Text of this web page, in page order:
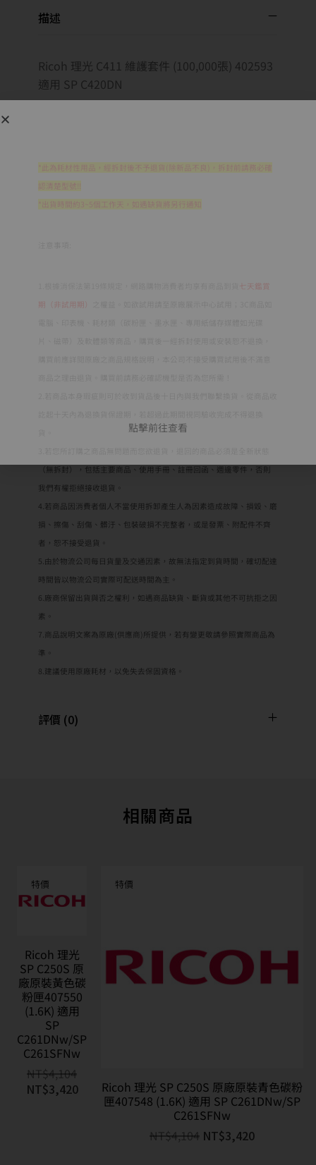
描述
Ricoh 理光 C411 維護套件 (100,000張) 402593
適用 SP C420DN
*此為耗材性用品，經拆封後不予退貨(除新品不良)，拆封前請務必確
認清楚型號!!
*出貨時間約3~5個工作天，如遇缺貨將另行通知
七天鑑賞
期（非試用期）
（無拆封），包括主要商品、使用手冊、註冊回函、週邊零件，否則
我們有權拒絕接收退貨。
4.若商品因消費者個人不當使用拆卸產生人為因素造成故障、損毀、磨
損、擦傷、刮傷、髒汙、包裝破損不完整者，或是發票、附配件不齊
者，恕不接受退貨。
5.由於物流公司每日貨量及交通因素，故無法指定到貨時間，確切配達
時間皆以物流公司實際可配送時間為主。
6.廠商保留出貨與否之權利，如遇商品缺貨、斷貨或其他不可抗拒之因
素。
7.商品說明文案為原廠(供應商)所提供，若有變更敬請參照實際商品為
準。
8.建議使用原廠耗材，以免失去保固資格。
評價 (0)
相關商品
特價
Ricoh 理光
SP C250S 原
廠原裝黃色碳
粉匣407550
(1.6K) 適用
SP
C261DNw/SP
C261SFNw
NT$4,104
NT$3,420
特價
Ricoh 理光 SP C250S 原廠原裝青色碳粉
匣407548 (1.6K) 適用 SP C261DNw/SP
C261SFNw
NT$4,104 NT$3,420
點擊前往查看